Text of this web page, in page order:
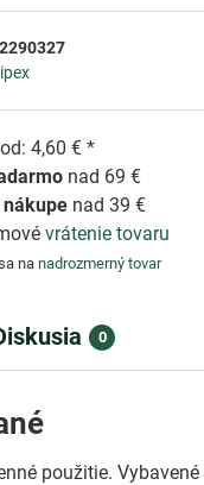
2290327
4,60 € *
nad 69 €
nad 39 €
vrátenie tovaru
nanadrozmerný tovar
0
použitie.